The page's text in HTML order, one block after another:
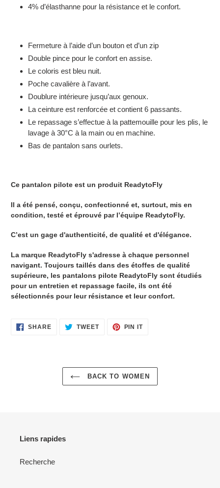
4% d’élasthanne pour la résistance et le confort.
Fermeture à l’aide d’un bouton et d’un zip
Double pince pour le confort en assise.
Le coloris est bleu nuit.
Poche cavalière à l’avant.
Doublure intérieure jusqu’aux genoux.
La ceinture est renforcée et contient 6 passants.
Le repassage s’effectue à la pattemouille pour les plis, le
lavage à 30°C à la main ou en machine.
Bas de pantalon sans ourlets.
Ce pantalon pilote est un produit ReadytoFly
Il a été pensé, conçu, confectionné et, surtout, mis en
condition, testé et éprouvé par l’équipe ReadytoFly.
C’est un gage d'authenticité, de qualité et d'élégance.
La marque ReadytoFly s'adresse à chaque personnel
navigant. Toujours taillés dans des étoffes de qualité
supérieure, les pantalons pilote ReadytoFly sont étudiés
pour un entretien et repassage facile, ils ont été
sélectionnés pour leur résistance et leur confort.
SHARESHARE
ON
TWEETTWEET PIN ITPIN
BACK TO WOMEN
Liens rapides
Recherche